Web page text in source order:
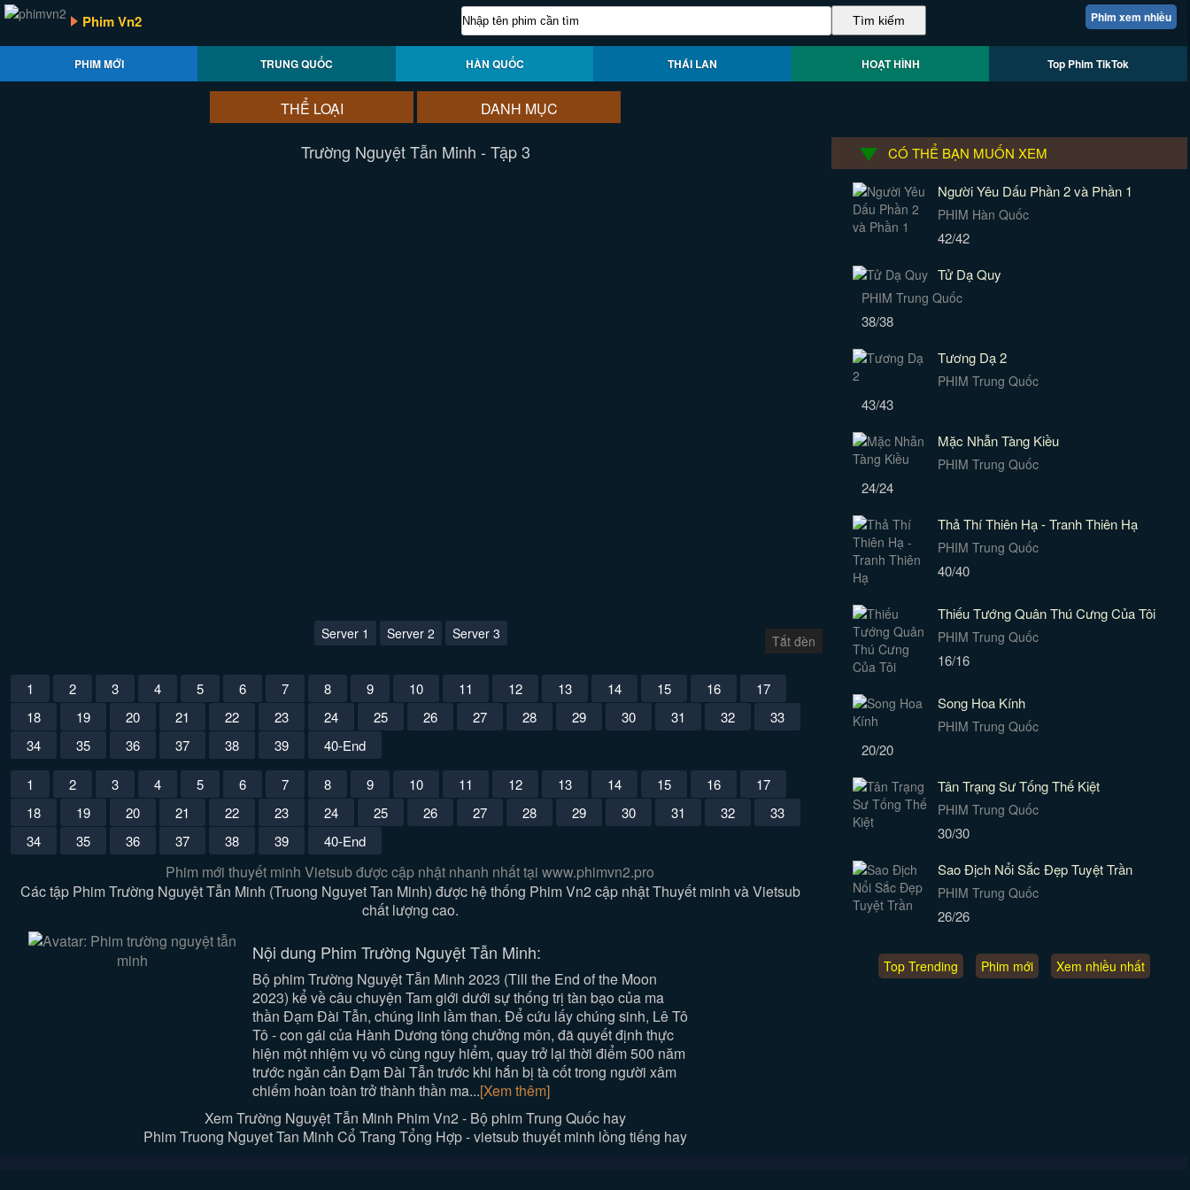
Phim xem nhiều
Phim Vn2
PHIM MỚI TRUNG QUỐC HÀN QUỐC THÁI LAN HOẠT HÌNH Top Phim TikTok
THỂ LOẠI DANH MỤC
Trường Nguyệt Tẫn Minh - Tập 3
Server 1 Server 2 Server 3 Tắt đèn
1 2 3 4 5 6 7 8 9 10 11 12 13 14 15 16
17
18
19 20 21 22 23 24 25 26 27 28 29 30 31 32
33
34
35 36 37 38 39 40-End
1 2 3 4 5 6 7 8 9 10 11 12 13 14 15 16
17
18
19 20 21 22 23 24 25 26 27 28 29 30 31 32
33
34
35 36 37 38 39 40-End
Phim mới thuyết minh Vietsub được cập nhật nhanh nhất tại www.phimvn2.pro
Các tập Phim Trường Nguyệt Tẫn Minh (Truong Nguyet Tan Minh) được hệ thống Phim Vn2 cập nhật Thuyết minh và Vietsub
chất lượng cao.
Nội dung Phim Trường Nguyệt Tẫn Minh:
Bộ phim Trường Nguyệt Tẫn Minh 2023 (Till the End of the Moon
2023) kể về câu chuyện Tam giới dưới sự thống trị tàn bạo của ma
thần Đạm Đài Tẫn, chúng linh lầm than. Để cứu lấy chúng sinh, Lê Tô
Tô - con gái của Hành Dương tông chưởng môn, đã quyết định thực
hiện một nhiệm vụ vô cùng nguy hiểm, quay trở lại thời điểm 500 năm
trước ngăn cản Đạm Đài Tẫn trước khi hắn bị tà cốt trong người xâm
chiếm hoàn toàn trở thành thần ma...[Xem thêm]
Xem Trường Nguyệt Tẫn Minh Phim Vn2 - Bộ phim Trung Quốc hay
Phim Truong Nguyet Tan Minh Cổ Trang Tổng Hợp - vietsub thuyết minh lồng tiếng hay
CÓ THỂ BẠN MUỐN XEM
Người Yêu Dấu Phần 2 và Phần 1
PHIM Hàn Quốc
42/42
Tử Dạ Quy
PHIM Trung Quốc
38/38
Tương Dạ 2
PHIM Trung Quốc
43/43
Mặc Nhẫn Tàng Kiều
PHIM Trung Quốc
24/24
Thả Thí Thiên Hạ - Tranh Thiên Hạ
PHIM Trung Quốc
40/40
Thiếu Tướng Quân Thú Cưng Của Tôi
PHIM Trung Quốc
16/16
Song Hoa Kính
PHIM Trung Quốc
20/20
Tân Trạng Sư Tống Thế Kiệt
PHIM Trung Quốc
30/30
Sao Địch Nổi Sắc Đẹp Tuyệt Trần
PHIM Trung Quốc
26/26
Top Trending Phim mới Xem nhiều nhất